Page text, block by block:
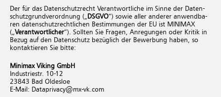
Der für das Da­ten­schutz­recht Ver­ant­wort­li­che im Sinne der Da­ten­
schutz­grund­ver­ord­nung („ DSGVO“) sowie aller an­de­rer an­wend­ba­
ren da­ten­schutz­recht­li­chen Be­stim­mun­gen der EU ist MINIMAX
(„ Ver­ant­wort­li­cher“). Soll­ten Sie Fra­gen, An­re­gun­gen oder Kri­tik in
Bezug auf den Da­ten­schutz be­züg­lich der Be­wer­bung haben, so
kon­tak­tie­ren Sie bitte:
Minimax Viking GmbH
In­dus­trie­str. 10-12
23843 Bad Ol­des­loe
E-Mail: Da­ta­pri­va­cy@​mx-​vk.​com